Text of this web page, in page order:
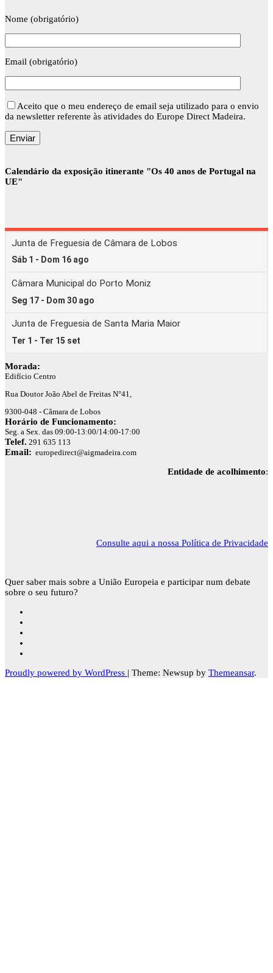
Nome (obrigatório)
Email (obrigatório)
Aceito que o meu endereço de email seja utilizado para o envio
da newsletter referente às atividades do Europe Direct Madeira.
Calendário da exposição itinerante "Os 40 anos de Portugal na
UE"
Morada:
Edifício Centro
Rua Doutor João Abel de Freitas N°41,
9300-048 - Câmara de Lobos
Horário de Funcionamento:
Seg. a Sex. das 09:00-13:00/14:00-17:00
Telef. 291 635 113
Email: europedirect@aigmadeira.com
Entidade de acolhimento:
Consulte aqui a nossa Política de Privacidade
Quer saber mais sobre a União Europeia e participar num debate
sobre o seu futuro?
Proudly powered by WordPress | Theme: Newsup by Themeansar.